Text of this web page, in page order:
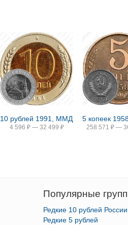
10 рублей 1991, ММД
4 596 ₽ — 32 499 ₽
5 копеек
258 571 ₽ —
Популярные
Редкие 10 рублей России
Редкие 5 рублей